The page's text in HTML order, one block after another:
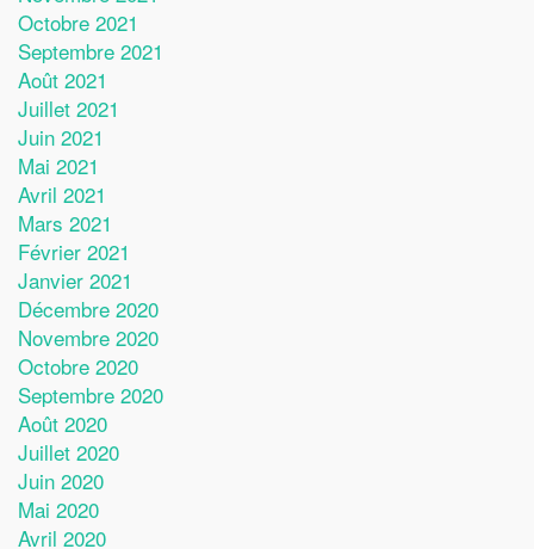
Octobre 2021
Septembre 2021
Août 2021
Juillet 2021
Juin 2021
Mai 2021
Avril 2021
Mars 2021
Février 2021
Janvier 2021
Décembre 2020
Novembre 2020
Octobre 2020
Septembre 2020
Août 2020
Juillet 2020
Juin 2020
Mai 2020
Avril 2020